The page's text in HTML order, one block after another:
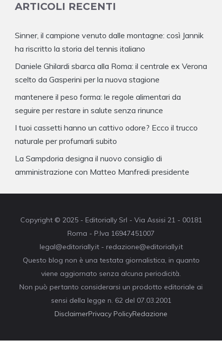
ARTICOLI RECENTI
Sinner, il campione venuto dalle montagne: così Jannik
ha riscritto la storia del tennis italiano
Daniele Ghilardi sbarca alla Roma: il centrale ex Verona
scelto da Gasperini per la nuova stagione
mantenere il peso forma: le regole alimentari da
seguire per restare in salute senza rinunce
I tuoi cassetti hanno un cattivo odore? Ecco il trucco
naturale per profumarli subito
La Sampdoria designa il nuovo consiglio di
amministrazione con Matteo Manfredi presidente
Copyright © 2025 - Editorially Srl - Via Assisi 21 - 00181
Roma - P.Iva 16947451007
legal@editorially.it - redazione@editorially.it
Questo blog non è una testata giornalistica, in quanto
viene aggiornato senza alcuna periodicità.
Non può pertanto considerarsi un prodotto editoriale ai
sensi della legge n. 62 del 07.03.2001
DisclaimerPrivacy PolicyRedazione